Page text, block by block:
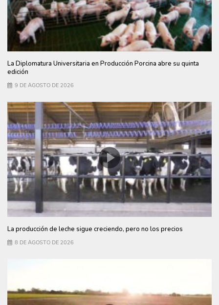
La Diplomatura Universitaria en Producción Porcina abre su quinta
edición
9 DE AGOSTO DE 2026
La producción de leche sigue creciendo, pero no los precios
8 DE AGOSTO DE 2026